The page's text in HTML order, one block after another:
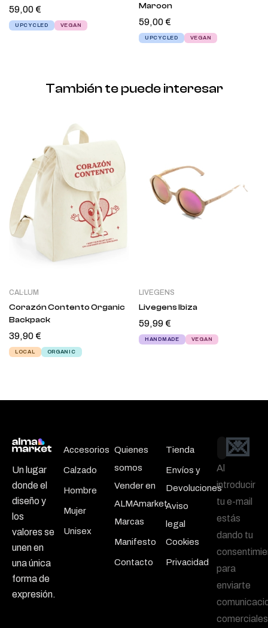
59,00€
UPCYCLED VEGAN
Maroon
59,00€
UPCYCLED VEGAN
También te puede interesar
CAL·LUM
Corazón Contento Organic
Backpack
39,90€
LOCAL ORGANIC
LIVEGENS
Livegens Ibiza
59,99€
HANDMADE VEGAN
Un lugar
donde el
diseño y
los
valores se
unen en
una única
forma de
expresión.
Accesorios
Calzado
Hombre
Mujer
Unisex
Quienes
somos
Vender en
ALMAmarket
Marcas
Manifesto
Contacto
Tienda
Envíos y
Devoluciones
Aviso
legal
Cookies
Privacidad
Email
💌
Al
introducir
tu e-mail
estás
dando tu
para
enviarte